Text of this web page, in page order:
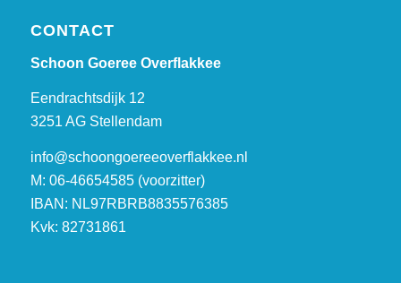
CONTACT
Schoon Goeree Overflakkee
Eendrachtsdijk 12
3251 AG Stellendam
info@schoongoereeoverflakkee.nl
M: 06-46654585 (voorzitter)
IBAN: NL97RBRB8835576385
Kvk: 82731861